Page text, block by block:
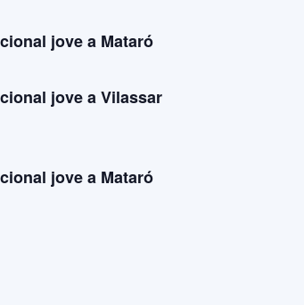
jove a Mataró
jove a Vilassar
jove a Mataró